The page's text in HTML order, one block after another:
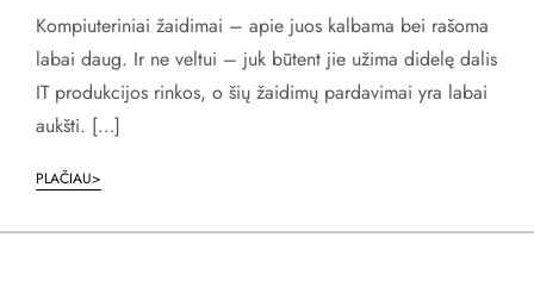
Kompiuteriniai žaidimai – apie juos kalbama bei rašoma
labai daug. Ir ne veltui – juk būtent jie užima didelę dalis
IT produkcijos rinkos, o šių žaidimų pardavimai yra labai
aukšti. […]
PLAČIAU>